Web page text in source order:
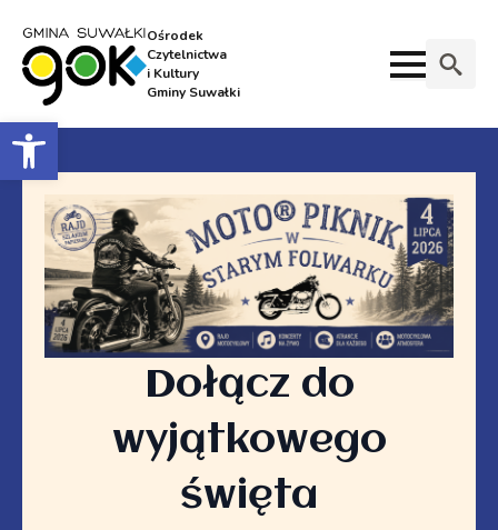
Otwórz pasek narzędzi
Ośrodek
Czytelnictwa
i Kultury
Gminy Suwałki
for:
Dołącz do
wyjątkowego
święta